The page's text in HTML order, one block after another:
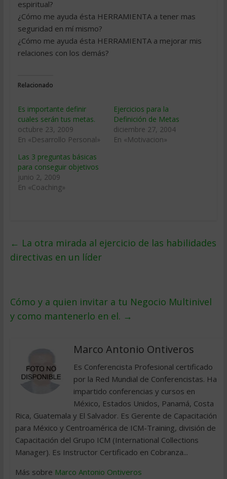
espiritual?
¿Cómo me ayuda ésta HERRAMIENTA a tener mas
seguridad en mí mismo?
¿Cómo me ayuda ésta HERRAMIENTA a mejorar mis
relaciones con los demás?
Relacionado
Es importante definir
cuales serán tus metas.
octubre 23, 2009
En «Desarrollo Personal»
Ejercicios para la
Definición de Metas
diciembre 27, 2004
En «Motivacion»
Las 3 preguntas básicas
para conseguir objetivos
junio 2, 2009
En «Coaching»
← La otra mirada al ejercicio de las habilidades
directivas en un líder
Cómo y a quien invitar a tu Negocio Multinivel
y como mantenerlo en el. →
Marco Antonio Ontiveros
Es Conferencista Profesional certificado
por la Red Mundial de Conferencistas. Ha
impartido conferencias y cursos en
México, Estados Unidos, Panamá, Costa
Rica, Guatemala y El Salvador. Es Gerente de Capacitación
para México y Centroamérica de ICM-Training, división de
Capacitación del Grupo ICM (International Collections
Manager). Es Instructor Certificado en Cobranza...
Más sobre Marco Antonio Ontiveros